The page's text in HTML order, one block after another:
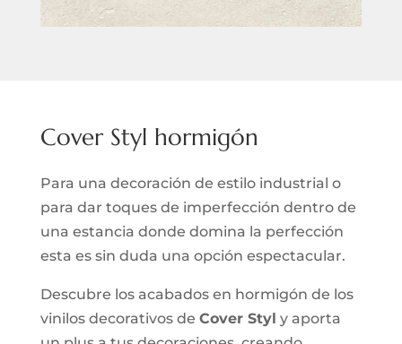
Cover Styl hormigón
Para una decoración de estilo industrial o
para dar toques de imperfección dentro de
una estancia donde domina la perfección
esta es sin duda una opción espectacular.
Descubre los acabados en hormigón de los
vinilos decorativos de Cover Styl y aporta